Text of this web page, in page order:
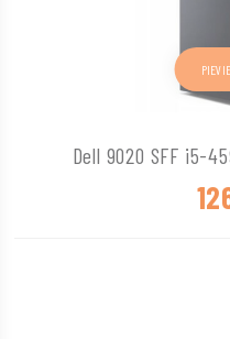
Dell 9020 SFF i5-